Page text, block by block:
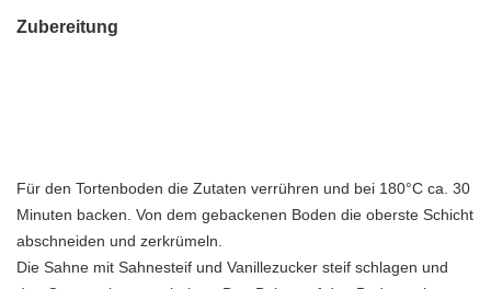
Zubereitung
Für den Tortenboden die Zutaten verrühren und bei 180°C ca. 30
Minuten backen. Von dem gebackenen Boden die oberste Schicht
abschneiden und zerkrümeln.
Die Sahne mit Sahnesteif und Vanillezucker steif schlagen und